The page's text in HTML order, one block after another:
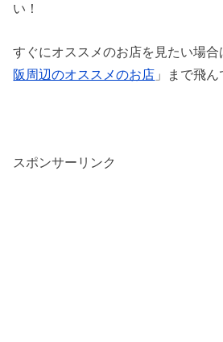
い！
すぐにオススメのお店を見たい場合
阪周辺のオススメのお店 」まで飛ん
スポンサーリンク